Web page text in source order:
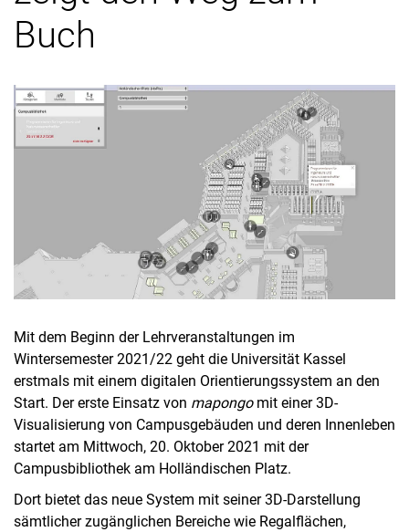
Buch
Mit dem Beginn der Lehrveranstaltungen im
Wintersemester 2021/22 geht die Universität Kassel
erstmals mit einem digitalen Orientierungssystem an den
Start. Der erste Einsatz von mapongomit einer 3D-
Visualisierung von Campusgebäuden und deren Innenleben
startet am Mittwoch, 20. Oktober 2021 mit der
Campusbibliothek am Holländischen Platz.
Dort bietet das neue System mit seiner 3D-Darstellung
sämtlicher zugänglichen Bereiche wie Regalflächen,